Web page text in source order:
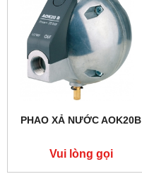
PHAO XẢ NƯỚC AOK20B
Vui lòng gọi